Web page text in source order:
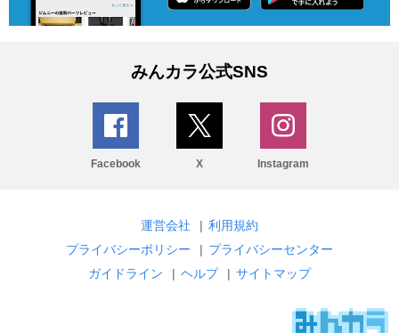
みんカラ公式SNS
Facebook X Instagram
運営会社 | 利用規約
プライバシーポリシー
| プライバシーセンター
ガイドライン
| ヘルプ | サイトマップ